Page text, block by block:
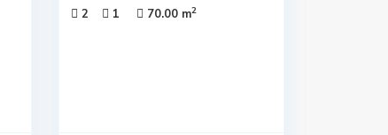
2
1 70.00 m2